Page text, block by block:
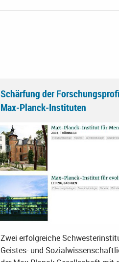
Schärfung der
Max-Planck-Instituten
Zwei erfolgreiche
Geistes- und